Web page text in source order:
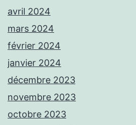
avril 2024
mars 2024
février 2024
janvier 2024
décembre 2023
novembre 2023
octobre 2023